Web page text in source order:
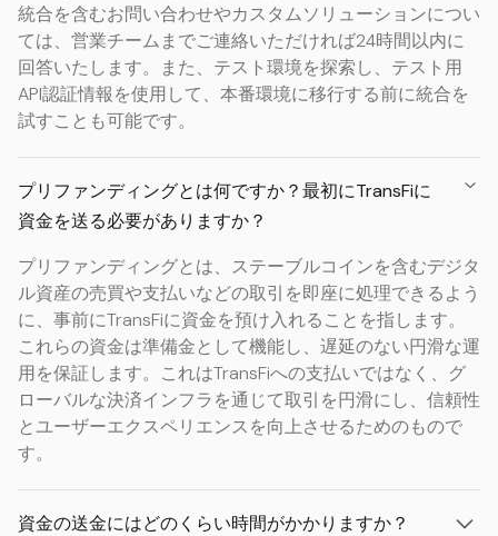
統合を含むお問い合わせやカスタムソリューションについ
ては、営業チームまでご連絡いただければ24時間以内に
回答いたします。また、テスト環境を探索し、テスト用
API認証情報を使用して、本番環境に移行する前に統合を
試すことも可能です。
プリファンディングとは何ですか？最初にTransFiに
資金を送る必要がありますか？
プリファンディングとは、ステーブルコインを含むデジタ
ル資産の売買や支払いなどの取引を即座に処理できるよう
に、事前にTransFiに資金を預け入れることを指します。
これらの資金は準備金として機能し、遅延のない円滑な運
用を保証します。これはTransFiへの支払いではなく、グ
ローバルな決済インフラを通じて取引を円滑にし、信頼性
とユーザーエクスペリエンスを向上させるためのもので
す。
資金の送金にはどのくらい時間がかかりますか？